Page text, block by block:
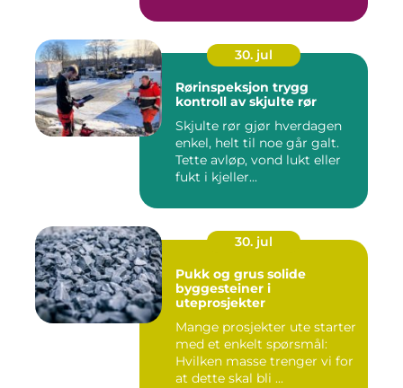
30. jul
Rørinspeksjon trygg
kontroll av skjulte rør
Skjulte rør gjør hverdagen
enkel, helt til noe går galt.
Tette avløp, vond lukt eller
fukt i kjeller...
30. jul
Pukk og grus solide
byggesteiner i
uteprosjekter
Mange prosjekter ute starter
med et enkelt spørsmål:
Hvilken masse trenger vi for
at dette skal bli ...